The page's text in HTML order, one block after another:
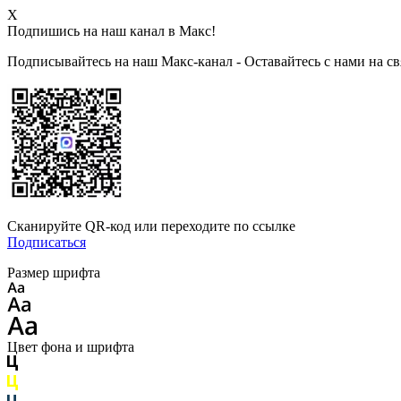
X
Подпишись на наш канал в Макс!
Подписывайтесь на наш Макс-канал - Оставайтесь с нами на
Сканируйте QR-код или переходите по ссылке
Подписаться
Размер шрифта
Цвет фона и шрифта